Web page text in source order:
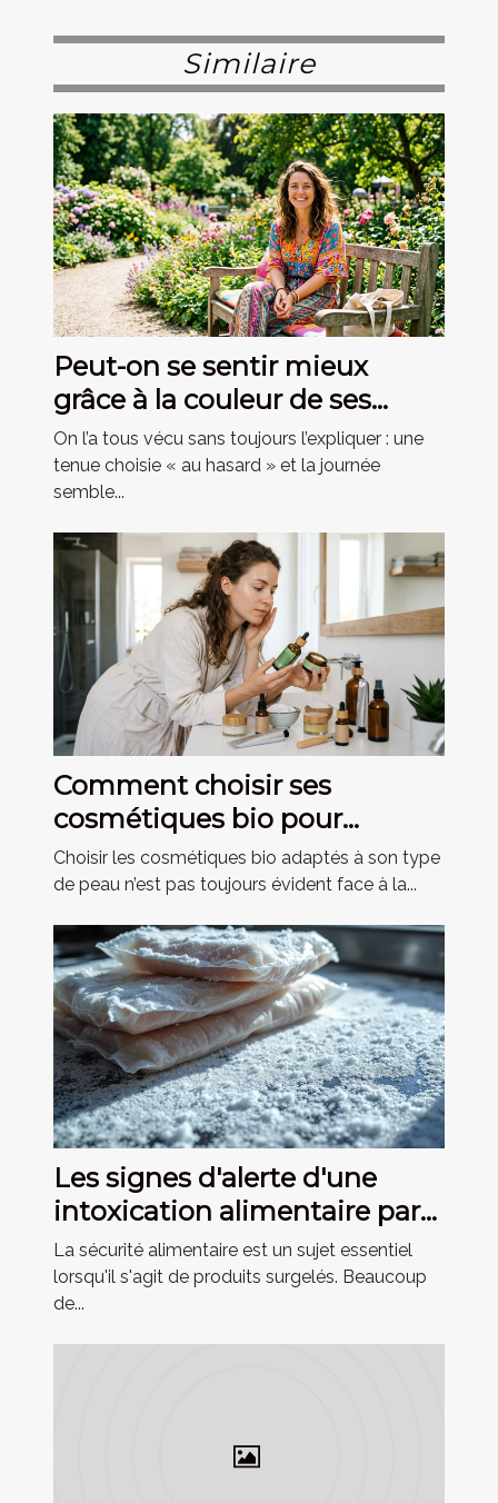
Similaire
Peut-on se sentir mieux
grâce à la couleur de ses
vêtements ?
On l’a tous vécu sans toujours l’expliquer : une
tenue choisie « au hasard » et la journée
semble...
Comment choisir ses
cosmétiques bio pour
différents types de peau ?
Choisir les cosmétiques bio adaptés à son type
de peau n’est pas toujours évident face à la...
Les signes d'alerte d'une
intoxication alimentaire par
produits congelés
La sécurité alimentaire est un sujet essentiel
lorsqu'il s'agit de produits surgelés. Beaucoup
de...